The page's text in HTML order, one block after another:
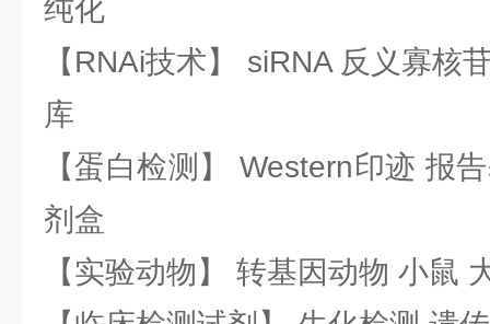
纯化
【RNAi技术】 siRNA 反义寡核
库
【蛋白检测】 Western印迹 报
剂盒
【实验动物】 转基因动物 小鼠